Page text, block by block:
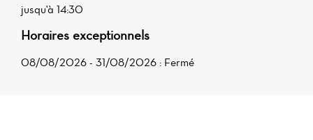
jusqu'à 14:30
Horaires exceptionnels
08/08/2026 - 31/08/2026 : Fermé